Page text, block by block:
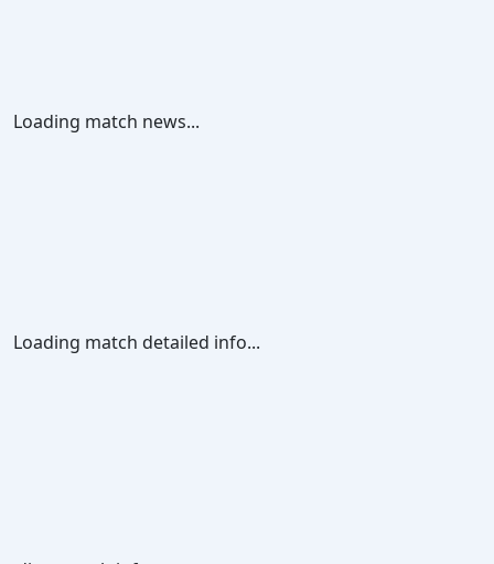
Loading match news...
Loading match detailed info...